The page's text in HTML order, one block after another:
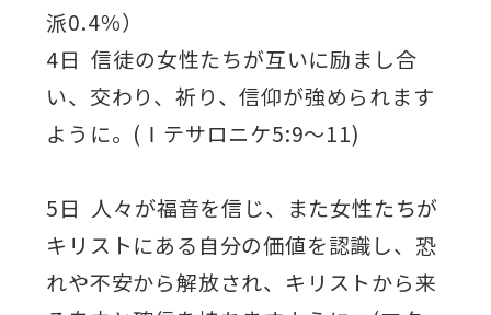
派0.4％）
4日 信徒の女性たちが互いに励まし合
い、交わり、祈り、信仰が強められます
ように。(Ⅰテサロニケ5:9～11)
5日 人々が福音を信じ、また女性たちが
キリストにある自分の価値を認識し、恐
れや不安から解放され、キリストから来